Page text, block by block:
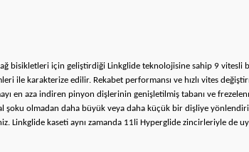
bisikletleri için geliştirdiği Linkglide teknolojisine sahip 9 vitesli
ile karakterize edilir. Rekabet performansı ve hızlı vites
en aza indiren pinyon dişlerinin genişletilmiş tabanı ve
şoku olmadan daha büyük veya daha küçük bir dişliye
Linkglide kaseti aynı zamanda 11li Hyperglide zincirleriyle de